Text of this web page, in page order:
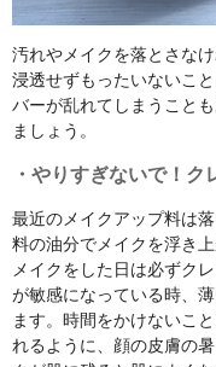
汚れやメイクを落とさな
浸透せずもったいないこ
バーが乱れてしまうこと
ましょう。
・やりすぎないで！ク
最近のメイクアップ料は
料の油分でメイクを浮き
メイクをした日は必ずク
が敏感になっている時、
ます。時間をかけないこ
れるように、顔の皮膚の